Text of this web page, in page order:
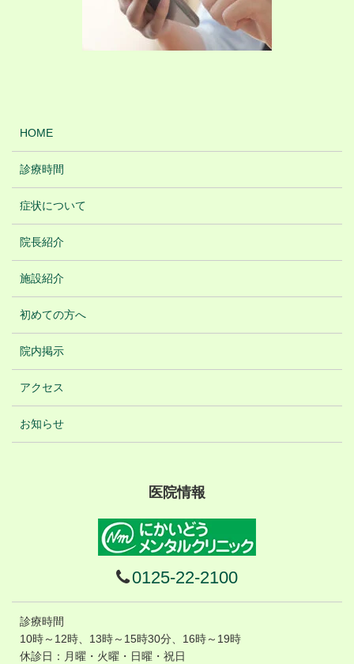
HOME
診療時間
症状について
院長紹介
施設紹介
初めての方へ
院内掲示
アクセス
お知らせ
医院情報
0125-22-2100
診療時間
10時～12時、13時～15時30分、16時～19時
休診日：月曜 ・火曜・日曜・ 祝日